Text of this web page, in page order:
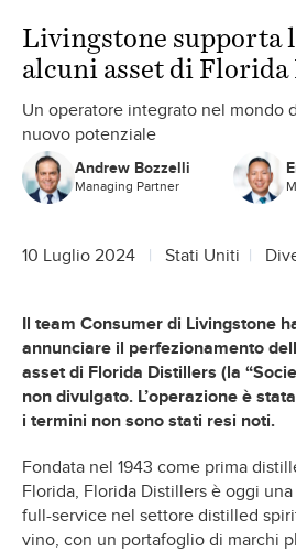
Livingstone supporta
alcuni asset di Florida
Un operatore integrato nel mondo
nuovo potenziale
Andrew Bozzelli
Managing Partner
10 Luglio 2024 Stati Uniti
Il team Consumer di Livingstone
annunciare il perfezionamento
asset di Florida Distillers (la
non divulgato. L’operazione è
i termini non sono stati resi noti.
Fondata nel 1943 come prima
Florida, Florida Distillers è oggi
full-service nel settore distilled
vino, con un portafoglio di marchi